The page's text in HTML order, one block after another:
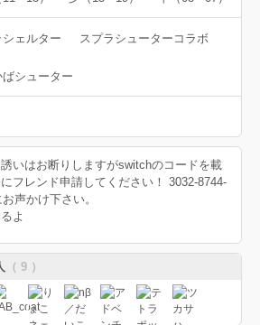
シェルター スプラシューターコラボ
ばシューター
いはお断りしますがswitchのコードを載
フレンド申請してください！ 3032-8744-
声かけ下さい。
よ
（ 9 ）